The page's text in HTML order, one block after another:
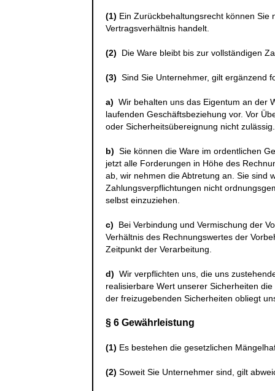
(1) Ein Zurückbehaltungsrecht können
Vertragsverhältnis handelt.
(2) Die Ware bleibt bis zur vollständigen
(3) Sind Sie Unternehmer, gilt ergänzend
a) Wir behalten uns das Eigentum an der
laufenden Geschäftsbeziehung vor. Vor
oder Sicherheitsübereignung nicht zulässig.
b) Sie können die Ware im ordentlichen
jetzt alle Forderungen in Höhe des
ab, wir nehmen die Abtretung an. Sie sind
Zahlungsverpflichtungen nicht
selbst einzuziehen.
c) Bei Verbindung und Vermischung der
Verhältnis des Rechnungswertes der
Zeitpunkt der Verarbeitung.
d) Wir verpflichten uns, die uns
realisierbare Wert unserer Sicherheiten
der freizugebenden Sicherheiten obliegt
§ 6 Gewährleistung
(1) Es bestehen die gesetzlichen
(2) Soweit Sie Unternehmer sind, gilt